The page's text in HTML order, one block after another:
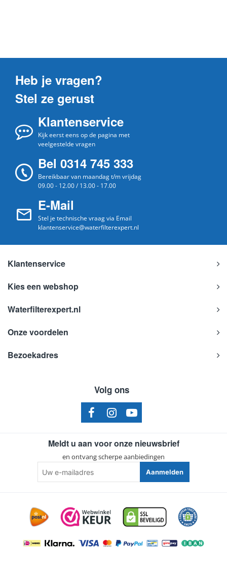
Heb je vragen?
Stel ze gerust
Klantenservice
Kijk eerst eens op de pagina met
veelgestelde vragen
Bel 0314 745 333
Bereikbaar van maandag t/m vrijdag
09.00 - 12.00 / 13.00 - 17.00
E-Mail
Stel je technische vraag via Email
klantenservice@waterfilterexpert.nl
Klantenservice
Kies een webshop
Waterfilterexpert.nl
Onze voordelen
Bezoekadres
Volg ons
Meldt u aan voor onze nieuwsbrief
en ontvang scherpe aanbiedingen
e-
mailadres
Aanmelden